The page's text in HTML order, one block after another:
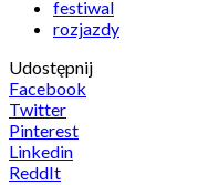
festiwal
rozjazdy
Udostępnij
Facebook
Twitter
Pinterest
Linkedin
ReddIt